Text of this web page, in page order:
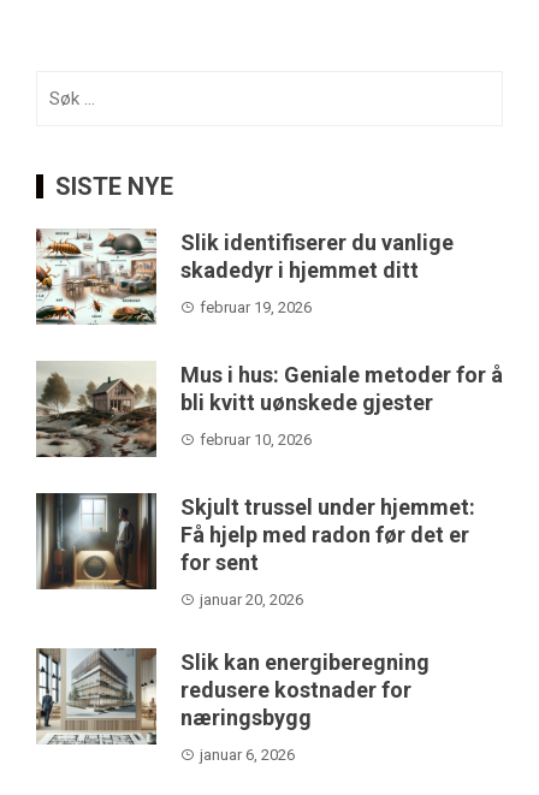
etter:
SISTE NYE
Slik identifiserer du vanlige
skadedyr i hjemmet ditt
februar 19, 2026
Mus i hus: Geniale metoder for å
bli kvitt uønskede gjester
februar 10, 2026
Skjult trussel under hjemmet:
Få hjelp med radon før det er
for sent
januar 20, 2026
Slik kan energiberegning
redusere kostnader for
næringsbygg
januar 6, 2026